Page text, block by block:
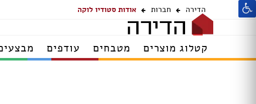
הדירה חברות אודות סטודיו לוקה
קטלוג מוצרים מטבחים עודפים